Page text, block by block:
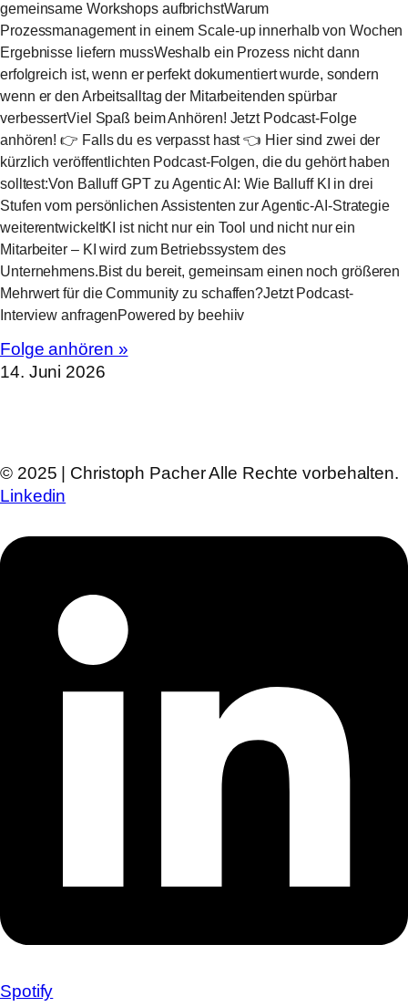
gemeinsame Workshops aufbrichstWarum
Prozessmanagement in einem Scale-up innerhalb von Wochen
Ergebnisse liefern mussWeshalb ein Prozess nicht dann
erfolgreich ist, wenn er perfekt dokumentiert wurde, sondern
wenn er den Arbeitsalltag der Mitarbeitenden spürbar
verbessertViel Spaß beim Anhören! Jetzt Podcast-Folge
anhören! 👉 Falls du es verpasst hast 👈 Hier sind zwei der
kürzlich veröffentlichten Podcast-Folgen, die du gehört haben
solltest:Von Balluff GPT zu Agentic AI: Wie Balluff KI in drei
Stufen vom persönlichen Assistenten zur Agentic-AI-Strategie
weiterentwickeltKI ist nicht nur ein Tool und nicht nur ein
Mitarbeiter – KI wird zum Betriebssystem des
Unternehmens.Bist du bereit, gemeinsam einen noch größeren
Mehrwert für die Community zu schaffen?Jetzt Podcast-
Interview anfragenPowered by beehiiv
Folge anhören »
14. Juni 2026
© 2025 | Christoph Pacher Alle Rechte vorbehalten.
Linkedin
Spotify